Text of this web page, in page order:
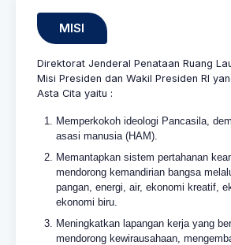
MISI
Direktorat Jenderal Penataan Ruang
Misi Presiden dan Wakil Presiden RI
Asta Cita yaitu :
Memperkokoh ideologi Pancasila,
asasi manusia (HAM).
Memantapkan sistem pertahanan
mendorong kemandirian bangsa
pangan, energi, air, ekonomi kreatif,
ekonomi biru.
Meningkatkan lapangan kerja yang
mendorong kewirausahaan,